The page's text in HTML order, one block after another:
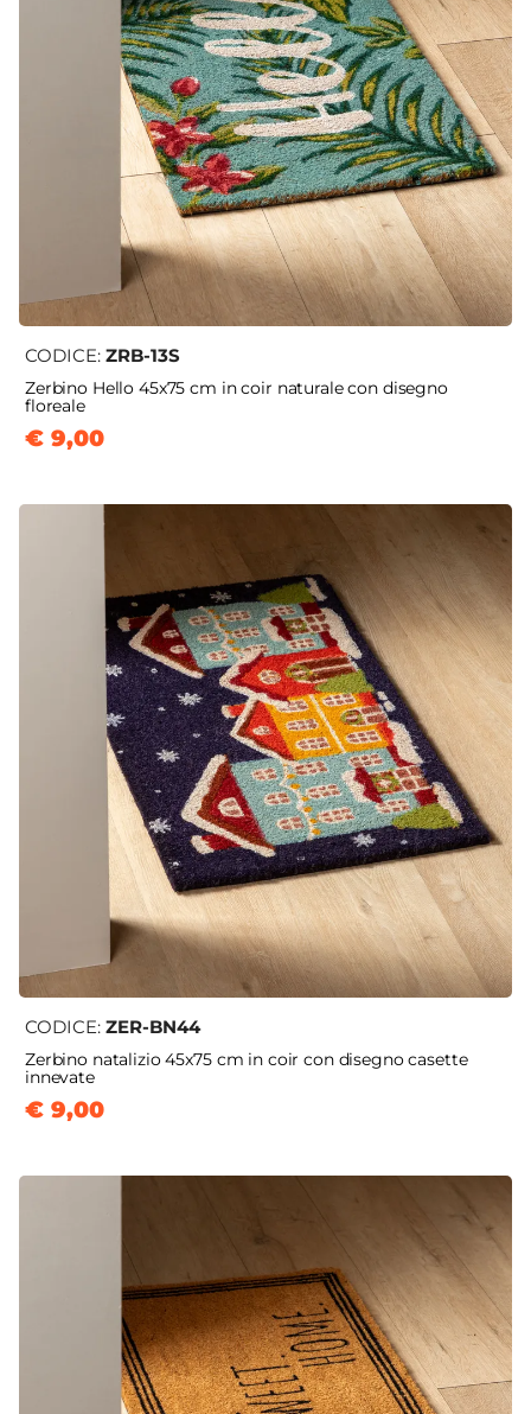
CODICE: ZRB-13S
Zerbino Hello 45x75 cm in coir naturale con disegno
floreale
€ 9,00
CODICE: ZER-BN44
Zerbino natalizio 45x75 cm in coir con disegno casette
innevate
€ 9,00